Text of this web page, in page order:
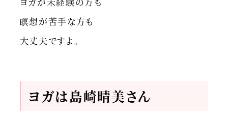
瞑想が苦手な方も
大丈夫ですよ。
ヨガは島崎晴美さん